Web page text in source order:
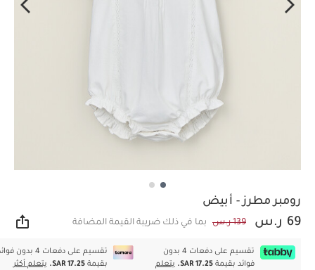
رومبر مطرز - أبيض
69 ر.س 139 ر.س بما في ذلك ضريبة القيمة المضافة
تقسيم على دفعات 4 بدون
فوائد بقيمة SAR 17.25.
يتعلم
تقسيم على دفعات 4 بدون
بقيمةSAR 17.25. يتعلم أكثر